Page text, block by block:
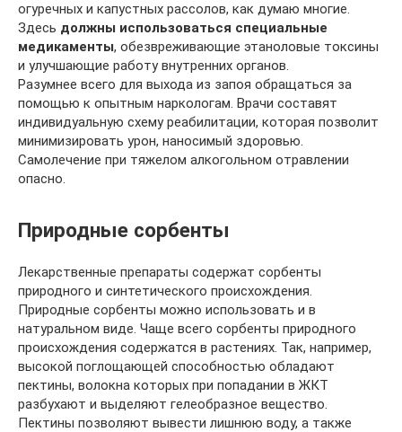
огуречных и капустных рассолов, как думаю многие.
Здесь должны использоваться специальные
медикаменты, обезвреживающие этаноловые токсины
и улучшающие работу внутренних органов.
Разумнее всего для выхода из запоя обращаться за
помощью к опытным наркологам. Врачи составят
индивидуальную схему реабилитации, которая позволит
минимизировать урон, наносимый здоровью.
Самолечение при тяжелом алкогольном отравлении
опасно.
Природные сорбенты
Лекарственные препараты содержат сорбенты
природного и синтетического происхождения.
Природные сорбенты можно использовать и в
натуральном виде. Чаще всего сорбенты природного
происхождения содержатся в растениях. Так, например,
высокой поглощающей способностью обладают
пектины, волокна которых при попадании в ЖКТ
разбухают и выделяют гелеобразное вещество.
Пектины позволяют вывести лишнюю воду, а также